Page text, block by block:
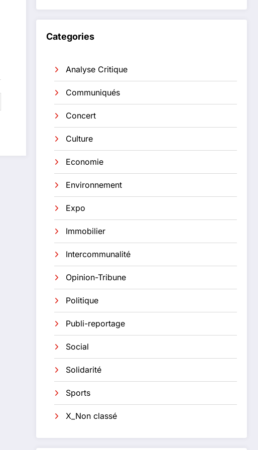
Categories
Analyse Critique
Communiqués
Concert
Culture
Economie
Environnement
Expo
Immobilier
Intercommunalité
Opinion-Tribune
Politique
Publi-reportage
Social
Solidarité
Sports
X_Non classé